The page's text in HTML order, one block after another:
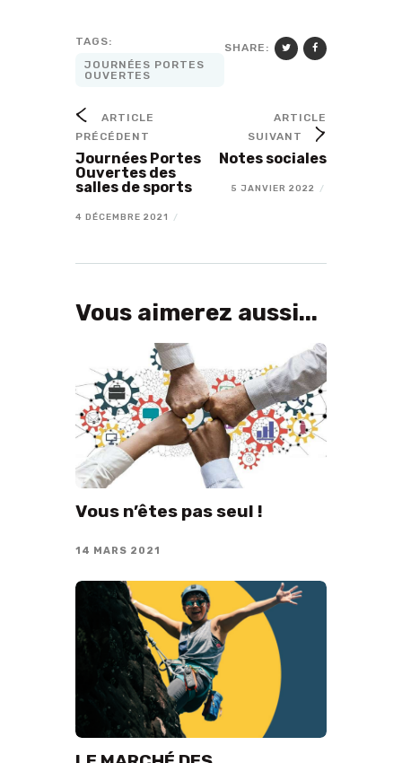
TAGS:
JOURNÉES PORTES
OUVERTES
SHARE:
ARTICLE
PRÉCÉDENT
Journées Portes
Ouvertes des
salles de sports
4 DÉCEMBRE 2021 /
ARTICLE
SUIVANT
Notes sociales
5 JANVIER 2022 /
Vous aimerez aussi...
Vous n’êtes pas seul !
14 MARS 2021